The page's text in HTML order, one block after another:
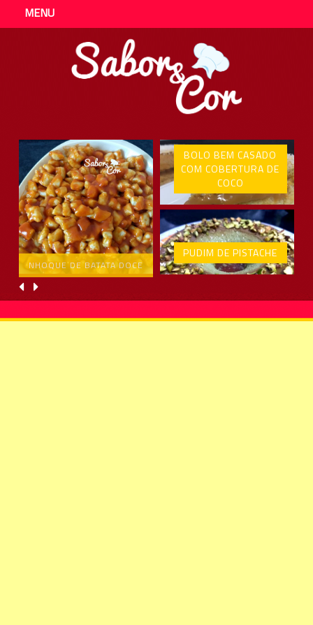
MENU
NHOQUE DE BATATA DOCE
BOLO BEM CASADO
COM COBERTURA DE
COCO
PUDIM DE PISTACHE